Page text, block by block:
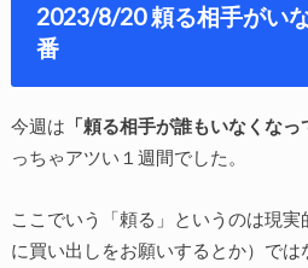
2023/8/20 頼る相手がい
番
今週は 「頼る相手が誰もいなくなっ
っちゃアツい１週間でした。
ここでいう「頼る」というのは現
に買い出しをお願いするとか）で